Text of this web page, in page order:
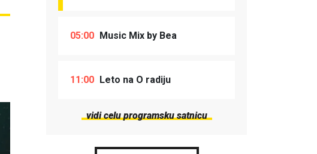
05:00 Music Mix by Bea
11:00 Leto na O radiju
vidi celu programsku satnicu